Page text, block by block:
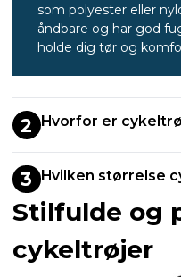
som polyester eller
åndbare og har god
holde dig tør og
2 Hvorfor er
3 Hvilken størrelse
Stilfulde og
cykeltrøjer